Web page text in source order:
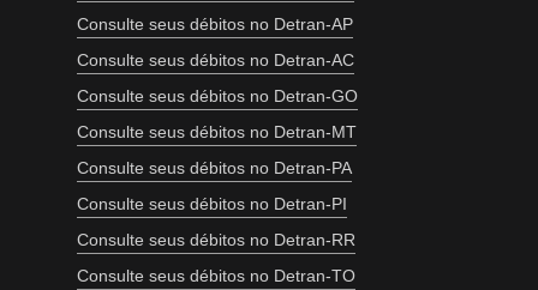
Consulte seus débitos no Detran-AP
Consulte seus débitos no Detran-AC
Consulte seus débitos no Detran-GO
Consulte seus débitos no Detran-MT
Consulte seus débitos no Detran-PA
Consulte seus débitos no Detran-PI
Consulte seus débitos no Detran-RR
Consulte seus débitos no Detran-TO